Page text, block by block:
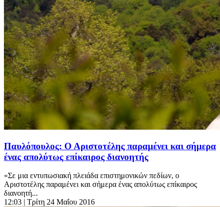
Παυλόπουλος: Ο Αριστοτέλης παραμένει και σήμερα
ένας απολύτως επίκαιρος διανοητής
«Σε μια εντυπωσιακή πλειάδα επιστημονικών πεδίων, ο
Αριστοτέλης παραμένει και σήμερα ένας απολύτως επίκαιρος
διανοητή...
12:03 | Τρίτη 24 Μαΐου 2016